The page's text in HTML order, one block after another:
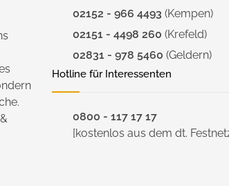
02152 - 966 4493 (Kempen)
02151 - 4498 260 (Krefeld)
02831 - 978 5460 (Geldern)
Hotline für Interessenten
0800 - 117 17 17
[kostenlos aus dem dt.